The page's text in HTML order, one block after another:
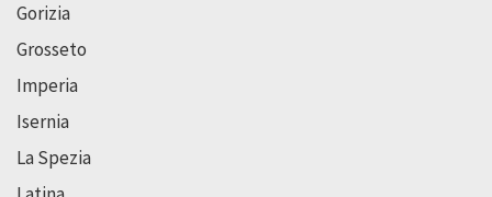
Gorizia
Grosseto
Imperia
Isernia
La Spezia